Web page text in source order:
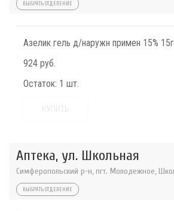
ВЫБРАТЬ ОТДЕЛЕНИЕ
Азелик гель д/наружн примен 15% 15г
924 руб.
Остаток: 1 шт.
Аптека, ул. Школьная
Симферопольский р-н, пгт. Молодежное,
ВЫБРАТЬ ОТДЕЛЕНИЕ